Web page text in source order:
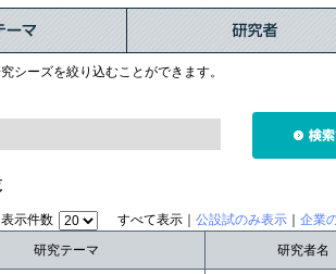
シーズを絞り込むことができます。
示件数 すべて表示｜ 公設試のみ表示
企業
研究テーマ 研究者名